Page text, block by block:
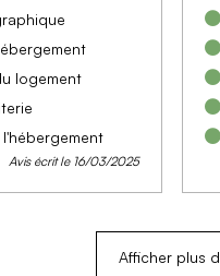
logement
Avis écrit le 16/03/2025
Afficher plus